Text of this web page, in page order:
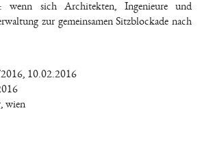
wenn sich Architekten, Ingenieure und
zur gemeinsamen Sitzblockade nach
10.02.2016
, wien